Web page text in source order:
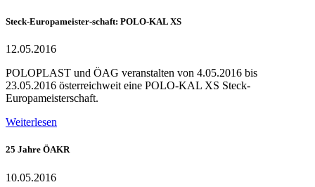
Steck-Europameister-schaft: POLO-KAL XS
12.05.2016
POLOPLAST und ÖAG veranstalten von 4.05.2016 bis
23.05.2016 österreichweit eine POLO-KAL XS Steck-
Europameisterschaft.
Weiterlesen
25 Jahre ÖAKR
10.05.2016